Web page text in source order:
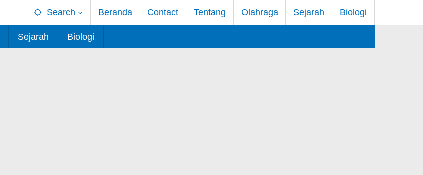
Search Beranda Contact Tentang Olahraga Sejarah Biologi
Sejarah Biologi